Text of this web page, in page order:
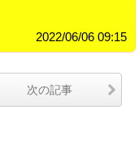
2022/06/06 09:15
次の記事